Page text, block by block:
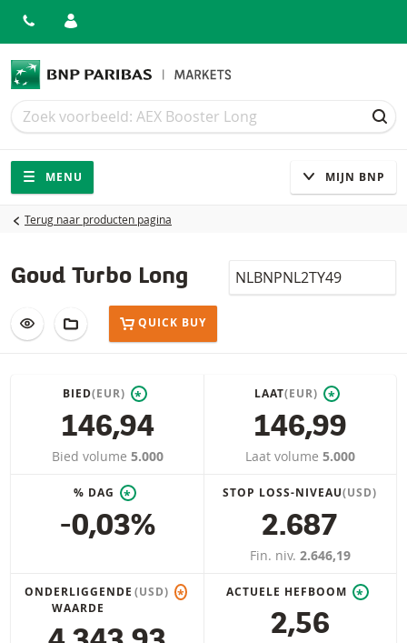
Zoek
Zoek
Navigatie
Site navigatie
MENU MIJN BNP
Terug naar producten pagina
Goud Turbo Long Isin
VOEG TOE AAN WATCHLIST
AAN PORTFOLIO TOEVOEGEN
QUICK BUY
BIED(EUR) *
146,94
Bied volume 5.000
LAAT(EUR) *
146,99
Laat volume 5.000
% DAG *
-0,03%
STOP LOSS-NIVEAU(USD)
2.687
Fin. niv. 2.646,19
ONDERLIGGENDE
WAARDE
(USD) * ACTUELE HEFBOOM *
2,56